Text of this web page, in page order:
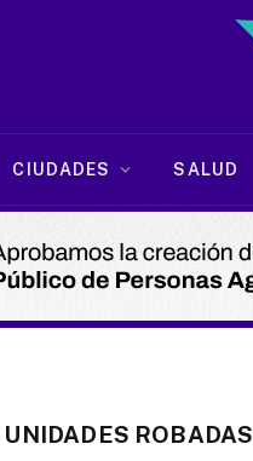
CIUDADES SALUD
UNIDADES ROBADAS